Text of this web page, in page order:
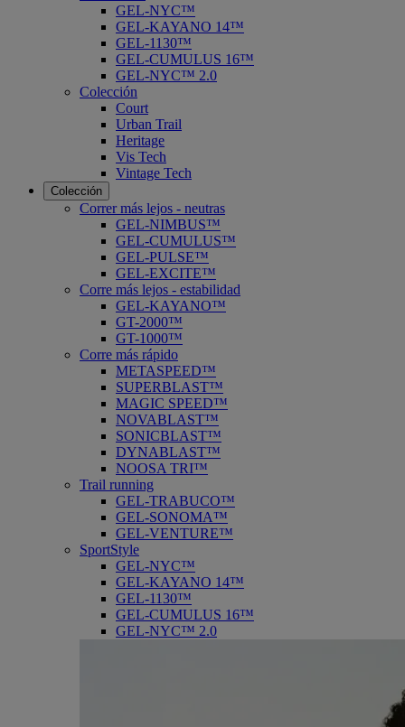
GEL-NYC™
GEL-KAYANO 14™
GEL-1130™
GEL-CUMULUS 16™
GEL-NYC™ 2.0
Colección
Court
Urban Trail
Heritage
Vis Tech
Vintage Tech
Colección
Correr más lejos - neutras
GEL-NIMBUS™
GEL-CUMULUS™
GEL-PULSE™
GEL-EXCITE™
Corre más lejos - estabilidad
GEL-KAYANO™
GT-2000™
GT-1000™
Corre más rápido
METASPEED™
SUPERBLAST™
MAGIC SPEED™
NOVABLAST™
SONICBLAST™
DYNABLAST™
NOOSA TRI™
Trail running
GEL-TRABUCO™
GEL-SONOMA™
GEL-VENTURE™
SportStyle
GEL-NYC™
GEL-KAYANO 14™
GEL-1130™
GEL-CUMULUS 16™
GEL-NYC™ 2.0